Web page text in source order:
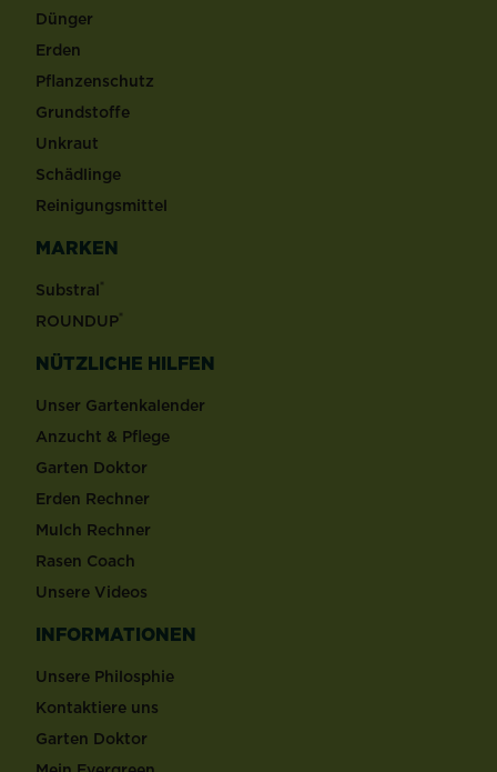
Dünger
Erden
Pflanzenschutz
Grundstoffe
Unkraut
Schädlinge
Reinigungsmittel
MARKEN
Substral®
ROUNDUP®
NÜTZLICHE HILFEN
Unser Gartenkalender
Anzucht & Pflege
Garten Doktor
Erden Rechner
Mulch Rechner
Rasen Coach
Unsere Videos
INFORMATIONEN
Unsere Philosphie
Kontaktiere uns
Garten Doktor